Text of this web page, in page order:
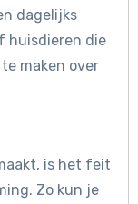
dagelijks
huisdieren die
maken over
is het feit
Zo kun je